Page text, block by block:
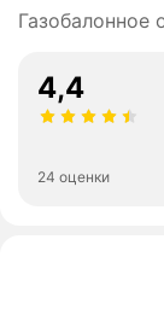
Газобалонное
4,4
24 оценки